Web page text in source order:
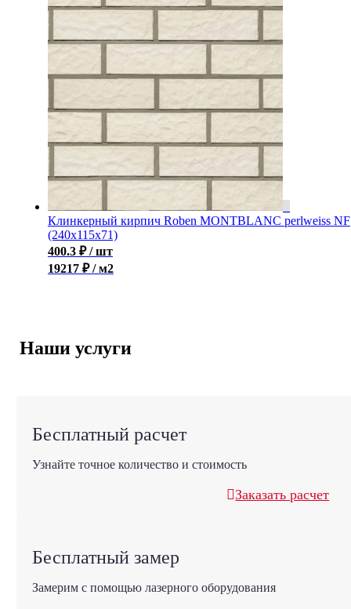
Клинкерный кирпич Roben MONTBLANC perlweiss NF
(240x115x71)
400.3 ₽ / шт
19217 ₽ / м2
Наши услуги
Бесплатный расчет
Узнайте точное количество и стоимость
Заказать расчет
Бесплатный замер
Замерим с помощью лазерного оборудования